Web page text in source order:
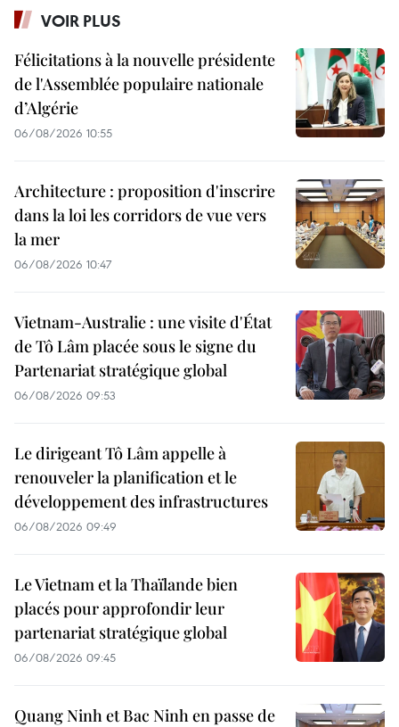
VOIR PLUS
Félicitations à la nouvelle présidente
de l'Assemblée populaire nationale
d’Algérie
06/08/2026 10:55
Architecture : proposition d'inscrire
dans la loi les corridors de vue vers
la mer
06/08/2026 10:47
Vietnam-Australie : une visite d'État
de Tô Lâm placée sous le signe du
Partenariat stratégique global
06/08/2026 09:53
Le dirigeant Tô Lâm appelle à
renouveler la planification et le
développement des infrastructures
06/08/2026 09:49
Le Vietnam et la Thaïlande bien
placés pour approfondir leur
partenariat stratégique global
06/08/2026 09:45
Quang Ninh et Bac Ninh en passe de